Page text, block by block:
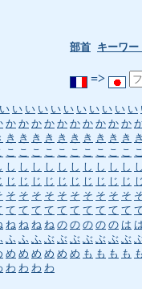
部首 キーワー
=>
い い い い い い い い い い い
か か か か か か か か か か
き き き き き き き き き き き
こ こ こ こ こ こ こ こ こ こ こ
し し し し し し し し し し し
じ じ じ じ じ じ じ じ じ じ じ
そ そ そ そ そ そ そ そ そ そ
て て て て て て て て て て
ね ね ね ね の の の の の は
ふ ふ ふ ぶ ぶ ぶ ぶ ぶ ぶ ぶ
め め め め め め も も も も も
わ わ わ わ